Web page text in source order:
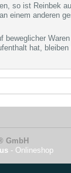
so ist Reinbek
einem anderen
hat, bleiben
GmbH
- Onlineshop